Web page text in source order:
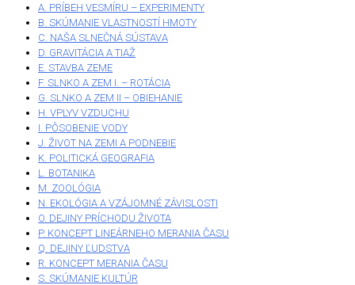
A. PRÍBEH VESMÍRU – EXPERIMENTY
B. SKÚMANIE VLASTNOSTÍ HMOTY
C. NAŠA SLNEČNÁ SÚSTAVA
D. GRAVITÁCIA A TIAŽ
E. STAVBA ZEME
F. SLNKO A ZEM I. – ROTÁCIA
G. SLNKO A ZEM II – OBIEHANIE
H. VPLYV VZDUCHU
I. PÔSOBENIE VODY
J. ŽIVOT NA ZEMI A PODNEBIE
K. POLITICKÁ GEOGRAFIA
L. BOTANIKA
M. ZOOLÓGIA
N. EKOLÓGIA A VZÁJOMNÉ ZÁVISLOSTI
O. DEJINY PRÍCHODU ŽIVOTA
P. KONCEPT LINEÁRNEHO MERANIA ČASU
Q. DEJINY ĽUDSTVA
R. KONCEPT MERANIA ČASU
S. SKÚMANIE KULTÚR